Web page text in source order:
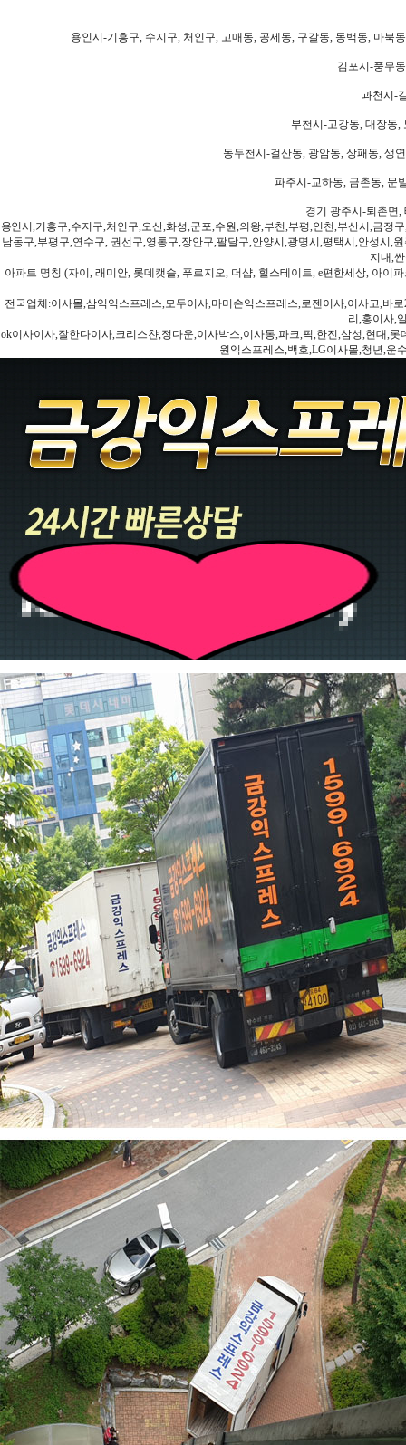
용인시-기흥구, 수지구, 처인구, 고매동, 공세동, 구갈동, 동백동, 마북
김포시-풍무
과천시-
부천시-고강동, 대장동,
동두천시-걸산동, 광암동, 상패동, 생
파주시-교하동, 금촌동, 문
경기 광주시-퇴촌면,
용인시,기흥구,수지구,처인구,오산,화성,군포,수원,의왕,부천,부평,인천,부산시,금
남동구,부평구,연수구, 권선구,영통구,장안구,팔달구,안양시,광명시,평택시,안성시,
지내,
아파트 명칭 (자이, 래미안, 롯데캣슬, 푸르지오, 더샵, 힐스테이트, e편한세상, 아이
전국업체:이사몰,삼익익스프레스,모두이사,마미손익스프레스,로젠이사,이사고,바
리,홍이사,
ok이사이사,잘한다이사,크리스챤,정다운,이사박스,이사통,파크,픽,한진,삼성,현대,
원익스프레스,백호,LG이사몰,청년,운